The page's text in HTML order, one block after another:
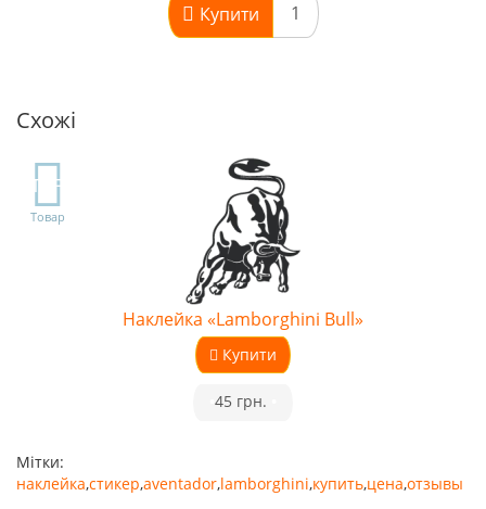
Купити
Схожі
TOP
Товар
Наклейка «Lamborghini Bull»
Купити
45 грн.
Мітки:
наклейка,стикер,aventador,lamborghini,купить,цена,отзывы